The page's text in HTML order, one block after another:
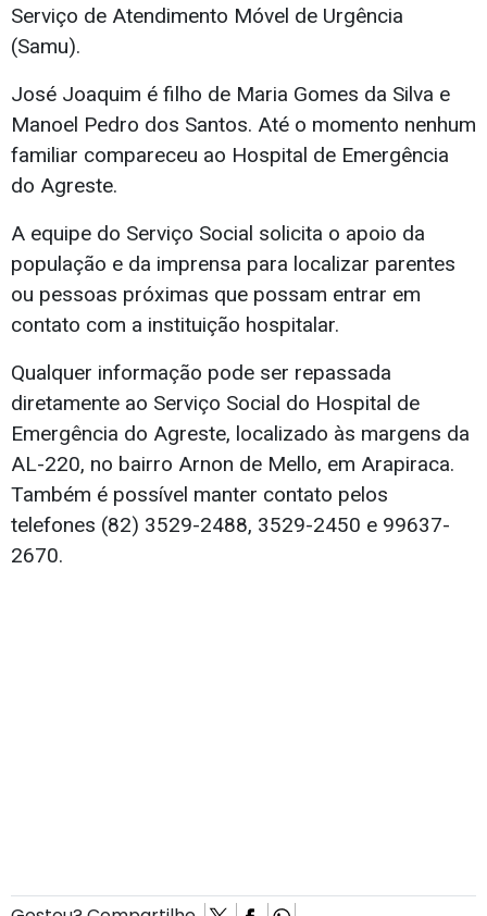
Serviço de Atendimento Móvel de Urgência
(Samu).
José Joaquim é filho de Maria Gomes da Silva e
Manoel Pedro dos Santos. Até o momento nenhum
familiar compareceu ao Hospital de Emergência
do Agreste.
A equipe do Serviço Social solicita o apoio da
população e da imprensa para localizar parentes
ou pessoas próximas que possam entrar em
contato com a instituição hospitalar.
Qualquer informação pode ser repassada
diretamente ao Serviço Social do Hospital de
Emergência do Agreste, localizado às margens da
AL-220, no bairro Arnon de Mello, em Arapiraca.
Também é possível manter contato pelos
telefones (82) 3529-2488, 3529-2450 e 99637-
2670.